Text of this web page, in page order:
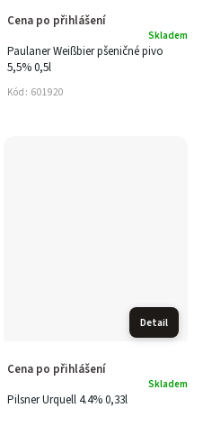
Paulaner Weißbier pšeničné pivo
5,5% 0,5l
Skladem
Cena po přihlášení
Kód: 601920
Detail
Pilsner Urquell 4.4% 0,33l
Skladem
Cena po přihlášení